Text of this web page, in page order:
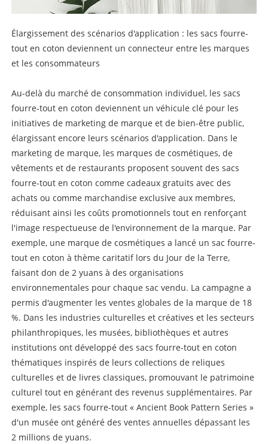
Élargissement des scénarios d'application : les sacs fourre-
tout en coton deviennent un connecteur entre les marques
et les consommateurs
Au-delà du marché de consommation individuel, les sacs
fourre-tout en coton deviennent un véhicule clé pour les
initiatives de marketing de marque et de bien-être public,
élargissant encore leurs scénarios d'application. Dans le
marketing de marque, les marques de cosmétiques, de
vêtements et de restaurants proposent souvent des sacs
fourre-tout en coton comme cadeaux gratuits avec des
achats ou comme marchandise exclusive aux membres,
réduisant ainsi les coûts promotionnels tout en renforçant
l'image respectueuse de l'environnement de la marque. Par
exemple, une marque de cosmétiques a lancé un sac fourre-
tout en coton à thème caritatif lors du Jour de la Terre,
faisant don de 2 yuans à des organisations
environnementales pour chaque sac vendu. La campagne a
permis d'augmenter les ventes globales de la marque de 18
%. Dans les industries culturelles et créatives et les secteurs
philanthropiques, les musées, bibliothèques et autres
institutions ont développé des sacs fourre-tout en coton
thématiques inspirés de leurs collections de reliques
culturelles et de livres classiques, promouvant le patrimoine
culturel tout en générant des revenus supplémentaires. Par
exemple, les sacs fourre-tout « Ancient Book Pattern Series »
d'un musée ont généré des ventes annuelles dépassant les
2 millions de yuans.